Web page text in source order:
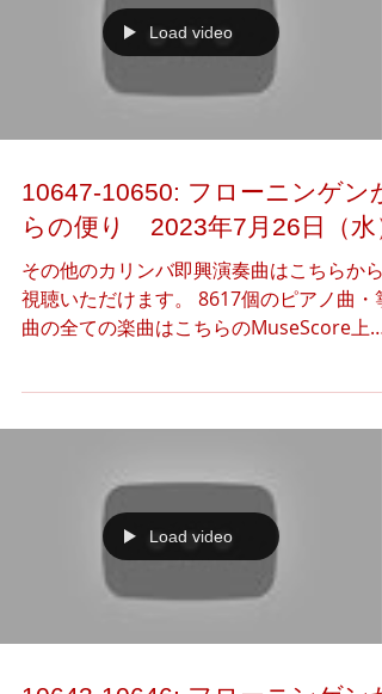
Load video
10647-10650: フローニンゲンか
らの便り 2023年7月26日（水
その他のカリンバ即興演奏曲はこちらから
視聴いただけます。 8617個のピアノ曲・箏
曲の全ての楽曲はこちらのMuseScore上で
Load video